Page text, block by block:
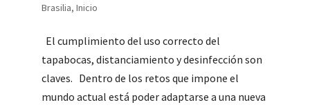
Brasilia, Inicio
El cumplimiento del uso correcto del
tapabocas, distanciamiento y desinfección son
claves. Dentro de los retos que impone el
mundo actual está poder adaptarse a una nueva